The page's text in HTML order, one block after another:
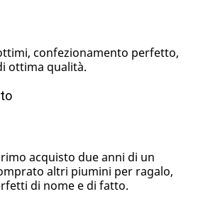
confezionamento perfetto,
ottima qualità.
acquisto due anni di un
altri piumini per ragalo,
di nome e di fatto.